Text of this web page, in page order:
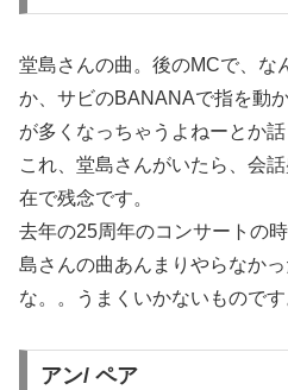
堂島さんの曲。後のMCで、な
か、サビのBANANAで指を動
が多くなっちゃうよねーとか話
これ、堂島さんがいたら、会
在で残念です。
去年の25周年のコンサートの
島さんの曲あんまりやらなか
な。。うまくいかないものです
アン/ ペア